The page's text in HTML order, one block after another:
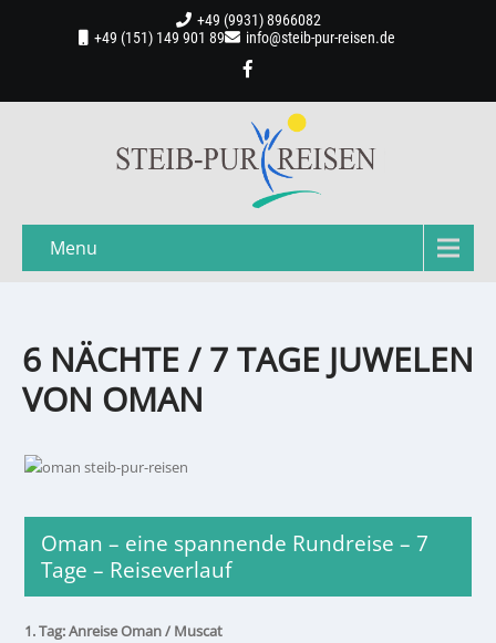
+49 (9931) 8966082
+49 (151) 149 901 89
info@steib-pur-reisen.de
Menu
6 NÄCHTE / 7 TAGE JUWELEN
VON OMAN
Oman – eine spannende Rundreise – 7
Tage – Reiseverlauf
1. Tag: Anreise Oman / Muscat